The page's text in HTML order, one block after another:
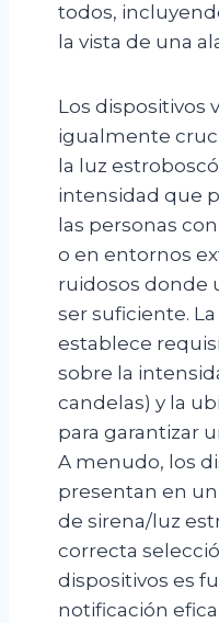
todos,
la vista de una
Los dispositivos
igualmente
la luz
intensidad que
las personas
o en entornos
ruidosos donde
ser suficiente.
establece
sobre la
candelas) y la
para garantizar
A menudo, los
presentan en
de sirena/luz
correcta
dispositivos es
notificación